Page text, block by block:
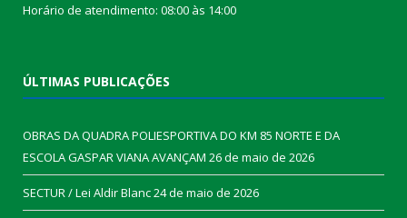
Horário de atendimento: 08:00 às 14:00
ÚLTIMAS PUBLICAÇÕES
OBRAS DA QUADRA POLIESPORTIVA DO KM 85 NORTE E DA
ESCOLA GASPAR VIANA AVANÇAM 26 de maio de 2026
SECTUR / Lei Aldir Blanc24 de maio de 2026